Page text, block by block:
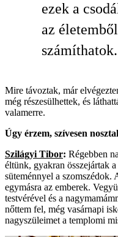
ezek a
az
számíthatok.
Mire távoztak, már
még részesülhettek, és
valamerre.
Úgy érzem, szívesen
Szilágyi Tibor: Régebben
éltünk, gyakran összejártak
süteménnyel a
egymásra az emberek.
testvérével és a
nőttem fel, még vasárnapi
nagyszüleimet a templomi